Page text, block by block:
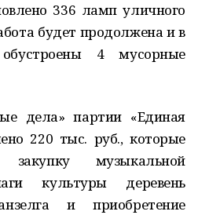
336 ламп уличного
будет продолжена и в
4 мусорные
дела» партии «Единая
220 тыс. руб., которые
музыкальной
культуры деревень
и приобретение